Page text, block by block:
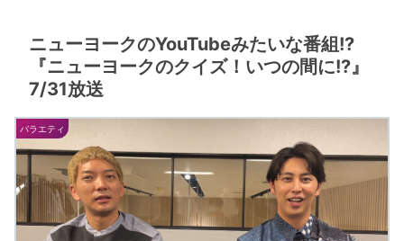
ニューヨークのYouTubeみたいな番組!?
『ニューヨークのクイズ！いつの間に!?』
7/31放送
バラエティ